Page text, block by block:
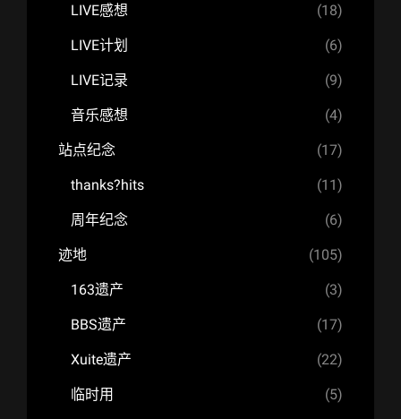
LIVE感想 (18)
LIVE计划 (6)
LIVE记录 (9)
音乐感想 (4)
站点纪念 (17)
thanks?hits (11)
周年纪念 (6)
迹地 (105)
163遗产 (3)
BBS遗产 (17)
Xuite遗产 (22)
临时用 (5)